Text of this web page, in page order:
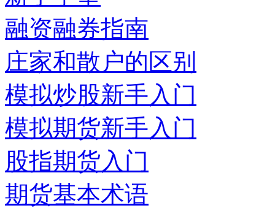
融资融券指南
庄家和散户的区别
模拟炒股新手入门
模拟期货新手入门
股指期货入门
期货基本术语